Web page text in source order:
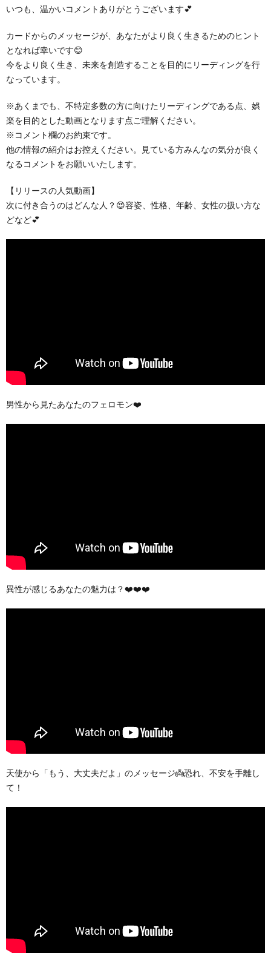
いつも、温かいコメントありがとうございます💕
カードからのメッセージが、あなたがより良く生きるためのヒント
となれば幸いです😊
今をより良く生き、未来を創造することを目的にリーディングを行
なっています。
※あくまでも、不特定多数の方に向けたリーディングである点、娯
楽を目的とした動画となります点ご理解ください。
※コメント欄のお約束です。
他の情報の紹介はお控えください。見ている方みんなの気分が良く
なるコメントをお願いいたします。
【リリースの人気動画】
次に付き合うのはどんな人？😍容姿、性格、年齢、女性の扱い方な
どなど💕
男性から見たあなたのフェロモン❤️
異性が感じるあなたの魅力は？❤️❤️❤️
天使から「もう、大丈夫だよ」のメッセージ👼恐れ、不安を手離し
て！